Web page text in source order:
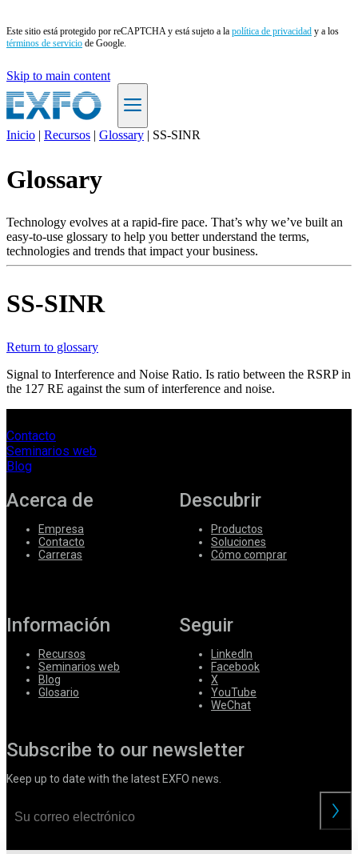
Este sitio está protegido por reCAPTCHA y está sujeto a la política de privacidad y a los
términos de servicio de Google.
Skip to main content
Productos
Asistencia
Servicios
Cómo
Recursos
Contacto
Corporate
Careers
Suppliers
Inicio | Recursos | Glossary | SS-SINR
Glossary
Technology evolves at a rapid-fire pace. That’s why we’ve built an
easy-to-use glossary to help you better understand the terms,
technologies and trends that impact your business.
SS-SINR
Return to glossary
Signal to Interference and Noise Ratio. Is ratio between the RSRP in
the 127 RE against the sum of interference and noise.
Contacto
Seminarios web
Blog
Acerca de
Empresa
Contacto
Carreras
Descubrir
Productos
Soluciones
Cómo comprar
Información
Recursos
Seminarios web
Blog
Glosario
Seguir
LinkedIn
Facebook
X
YouTube
WeChat
Subscribe to our newsletter
Keep up to date with the latest EXFO news.